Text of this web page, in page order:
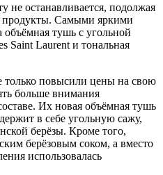
не останавливается, подолжая
продукты. Самыми яркими
объёмная тушь с угольной
Saint Laurent и тональная
только повысили цены на свою
больше внимания
Их новая объёмная тушь
в себе угольную сажу,
берёзы. Кроме того,
берёзовым соком, а вместо
использовалась